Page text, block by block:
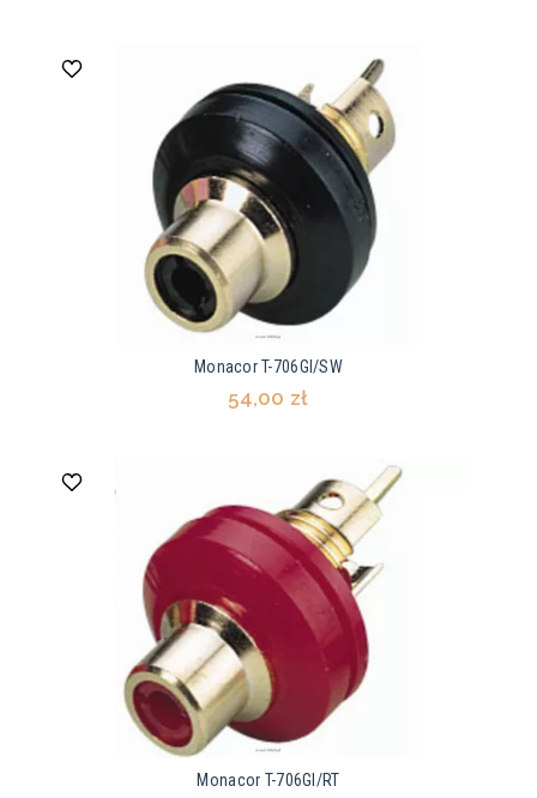
Monacor T-706GI/SW
54,00 zł
Monacor T-706GI/RT